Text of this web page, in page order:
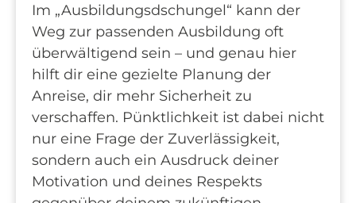
Im „Ausbildungsdschungel“ kann der
Weg zur passenden Ausbildung oft
überwältigend sein – und genau hier
hilft dir eine gezielte Planung der
Anreise, dir mehr Sicherheit zu
verschaffen. Pünktlichkeit ist dabei nicht
nur eine Frage der Zuverlässigkeit,
sondern auch ein Ausdruck deiner
Motivation und deines Respekts